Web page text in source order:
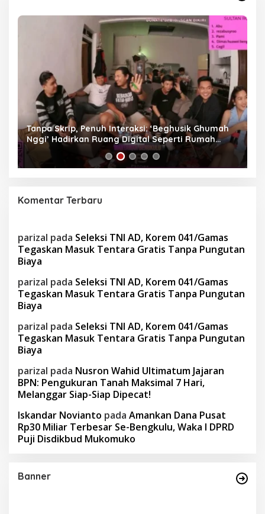
Tanpa Skrip, Penuh Interaksi: ‘Beghusik Ghumah
Nggi’ Hadirkan Ruang Digital Seperti Rumah
Sendiri
Komentar Terbaru
parizal pada Seleksi TNI AD, Korem 041/Gamas
Tegaskan Masuk Tentara Gratis Tanpa Pungutan
Biaya
parizal pada Seleksi TNI AD, Korem 041/Gamas
Tegaskan Masuk Tentara Gratis Tanpa Pungutan
Biaya
parizal pada Seleksi TNI AD, Korem 041/Gamas
Tegaskan Masuk Tentara Gratis Tanpa Pungutan
Biaya
parizal pada Nusron Wahid Ultimatum Jajaran
BPN: Pengukuran Tanah Maksimal 7 Hari,
Melanggar Siap-Siap Dipecat!
Iskandar Novianto pada Amankan Dana Pusat
Rp30 Miliar Terbesar Se-Bengkulu, Waka I DPRD
Puji Disdikbud Mukomuko
Banner